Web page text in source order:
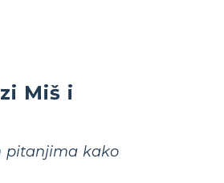
Miš i
pitanjima kako